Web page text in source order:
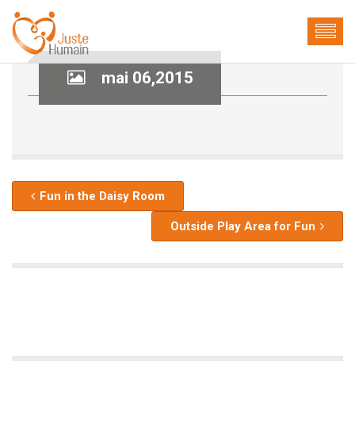
mai 06,2015
Fun in the Daisy Room
Outside Play Area for Fun